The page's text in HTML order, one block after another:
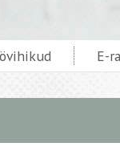
E-